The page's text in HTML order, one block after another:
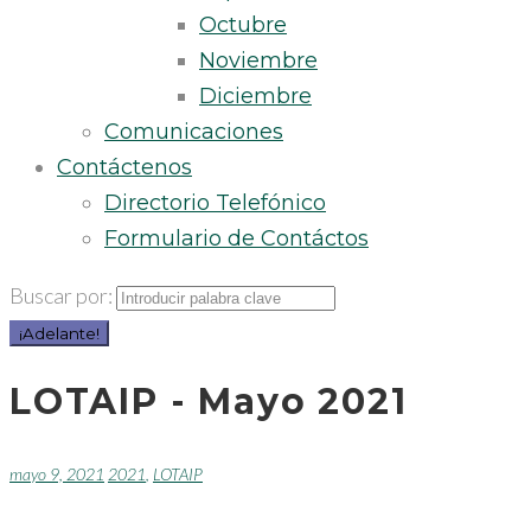
Octubre
Noviembre
Diciembre
Comunicaciones
Contáctenos
Directorio Telefónico
Formulario de Contáctos
Buscar por:
¡Adelante!
LOTAIP - Mayo 2021
mayo 9, 2021 2021 LOTAIP